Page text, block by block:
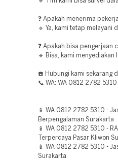
❓ Apakah menerima
🔹 Ya, kami tetap melayani
❓ Apakah bisa pengerjaan
🔹 Bisa, kami
☎️ Hubungi kami sekarang
📞 WA: WA 0812 2782 5310
📱 WA 0812 2782 5310 -
Berpengalaman Surakarta
📱 WA 0812 2782 5310 -
Terpercaya Pasar Kliwon
📱 WA 0812 2782 5310 -
Surakarta